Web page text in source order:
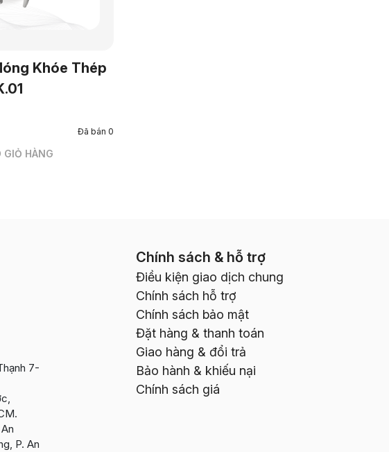
Khóe Thép
Đã bán 0
GIỎ HÀNG
7-
P. An
Chính sách & hỗ trợ
Điều kiện giao dịch chung
Chính sách hỗ trợ
Chính sách bảo mật
Đặt hàng & thanh toán
Giao hàng & đổi trả
Bảo hành & khiếu nại
Chính sách giá